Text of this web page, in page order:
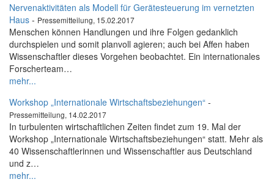
Nervenaktivitäten als Modell für Gerätesteuerung im vernetzten
Haus - Pressemitteilung, 15.02.2017
Menschen können Handlungen und ihre Folgen gedanklich
durchspielen und somit planvoll agieren; auch bei Affen haben
Wissenschaftler dieses Vorgehen beobachtet. Ein internationales
Forscherteam…
mehr...
Workshop „Internationale Wirtschaftsbeziehungen“ -
Pressemitteilung, 14.02.2017
In turbulenten wirtschaftlichen Zeiten findet zum 19. Mal der
Workshop „Internationale Wirtschaftsbeziehungen“ statt. Mehr als
40 Wissenschaftlerinnen und Wissenschaftler aus Deutschland
und z…
mehr...